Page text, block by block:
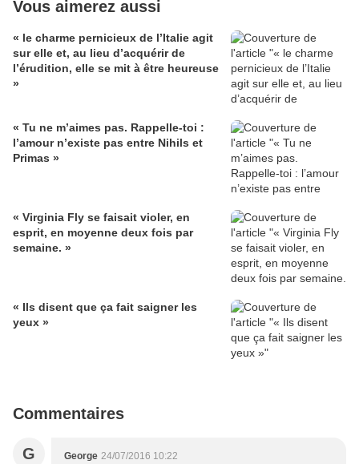
Vous aimerez aussi
« le charme pernicieux de l’Italie agit
sur elle et, au lieu d’acquérir de
l’érudition, elle se mit à être heureuse
»
« Tu ne m’aimes pas. Rappelle-toi :
l’amour n’existe pas entre Nihils et
Primas »
« Virginia Fly se faisait violer, en
esprit, en moyenne deux fois par
semaine. »
« Ils disent que ça fait saigner les
yeux »
Commentaires
G George 24/07/2016 10:22